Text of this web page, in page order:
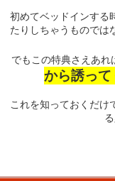
初めてベッドインする
たりしちゃうものでは
でもこの特典さえあれ
から誘って
これを知っておくだけ